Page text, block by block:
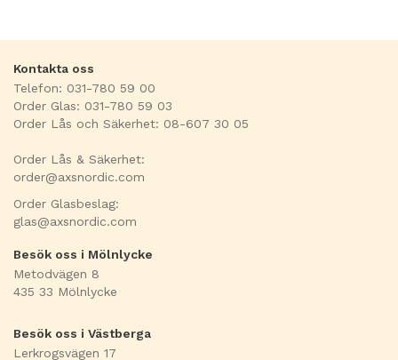
Kontakta oss
Telefon: 031-780 59 00
Order Glas: 031-780 59 03
Order Lås och Säkerhet: 08-607 30 05
Order Lås & Säkerhet:
order@axsnordic.com
Order Glasbeslag:
glas@axsnordic.com
Besök oss i Mölnlycke
Metodvägen 8
435 33 Mölnlycke
Besök oss i Västberga
Lerkrogsvägen 17